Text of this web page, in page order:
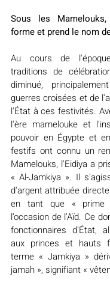
Sous les
forme et prend le nom
Au cours de
traditions de
diminué,
guerres croisées et de
l'État à ces festivités.
l'ère mamelouke et
pouvoir en Égypte et
festifs ont connu un
Mamelouks, l'Eidiya a
« Al-Jamkiya ». Il
d'argent attribuée
en tant que « prime
l'occasion de l'Aïd. Ce
fonctionnaires d'État,
aux princes et hauts
terme « Jamkiya »